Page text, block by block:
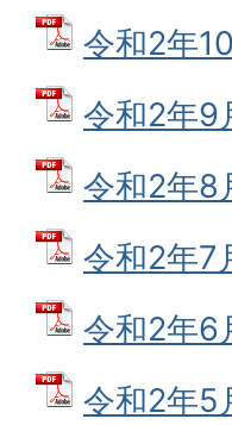
令和2年
令和2年9
令和2年8
令和2年7
令和2年6
令和2年5